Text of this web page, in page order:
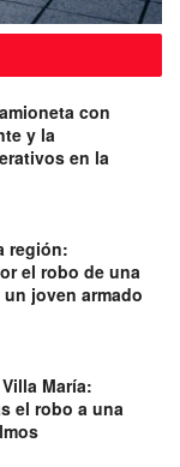
con
y la
en la
región:
el robo de una
joven armado
María:
el robo a una